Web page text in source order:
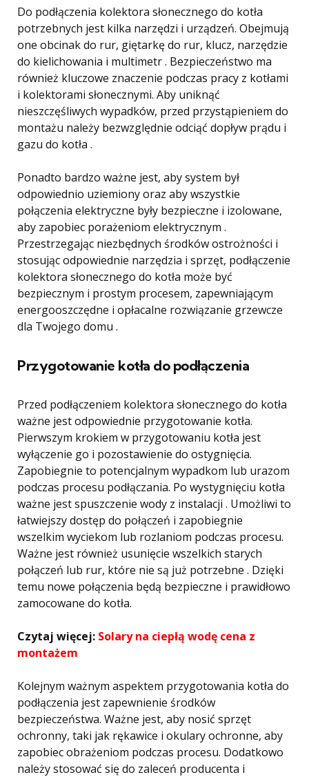
Do podłączenia kolektora słonecznego do kotła
potrzebnych jest kilka narzędzi i urządzeń. Obejmują
one obcinak do rur, giętarkę do rur, klucz, narzędzie
do kielichowania i multimetr . Bezpieczeństwo ma
również kluczowe znaczenie podczas pracy z kotłami
i kolektorami słonecznymi. Aby uniknąć
nieszczęśliwych wypadków, przed przystąpieniem do
montażu należy bezwzględnie odciąć dopływ prądu i
gazu do kotła .
Ponadto bardzo ważne jest, aby system był
odpowiednio uziemiony oraz aby wszystkie
połączenia elektryczne były bezpieczne i izolowane,
aby zapobiec porażeniom elektrycznym .
Przestrzegając niezbędnych środków ostrożności i
stosując odpowiednie narzędzia i sprzęt, podłączenie
kolektora słonecznego do kotła może być
bezpiecznym i prostym procesem, zapewniającym
energooszczędne i opłacalne rozwiązanie grzewcze
dla Twojego domu .
Przygotowanie kotła do podłączenia
Przed podłączeniem kolektora słonecznego do kotła
ważne jest odpowiednie przygotowanie kotła.
Pierwszym krokiem w przygotowaniu kotła jest
wyłączenie go i pozostawienie do ostygnięcia.
Zapobiegnie to potencjalnym wypadkom lub urazom
podczas procesu podłączania. Po wystygnięciu kotła
ważne jest spuszczenie wody z instalacji . Umożliwi to
łatwiejszy dostęp do połączeń i zapobiegnie
wszelkim wyciekom lub rozlaniom podczas procesu.
Ważne jest również usunięcie wszelkich starych
połączeń lub rur, które nie są już potrzebne . Dzięki
temu nowe połączenia będą bezpieczne i prawidłowo
zamocowane do kotła.
Czytaj więcej: Solary na ciepłą wodę cena z
montażem
Kolejnym ważnym aspektem przygotowania kotła do
podłączenia jest zapewnienie środków
bezpieczeństwa. Ważne jest, aby nosić sprzęt
ochronny, taki jak rękawice i okulary ochronne, aby
zapobiec obrażeniom podczas procesu. Dodatkowo
należy stosować się do zaleceń producenta i